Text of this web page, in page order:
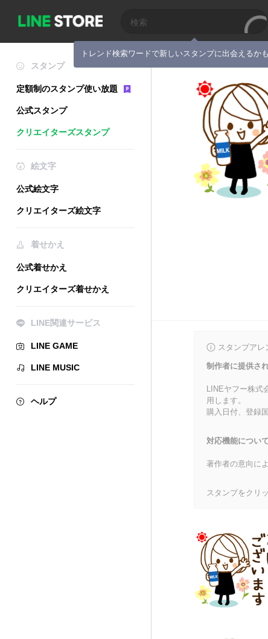
トレンド検索ワードで新しいスタンプに出会えるかも
スタンプ
定額制のスタンプ使い放題
公式スタンプ
クリエイターズスタンプ
絵文字
公式絵文字
クリエイターズ絵文字
着せかえ
公式着せかえ
クリエイターズ着せかえ
LINE関連サービス
LINE GAME
LINE MUSIC
ヘルプ
スタンプアレ
制作者に提供さ
LINEヤフー株式
用します。
購入日付、登録
対応機能について
著作者の意向に
スタンプをクリ